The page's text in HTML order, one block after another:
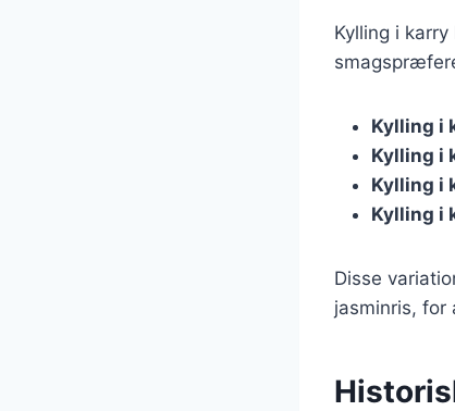
Kylling i
Kylling i
Kylling i
Kylling i
Kylling i
Disse
jasminris, for